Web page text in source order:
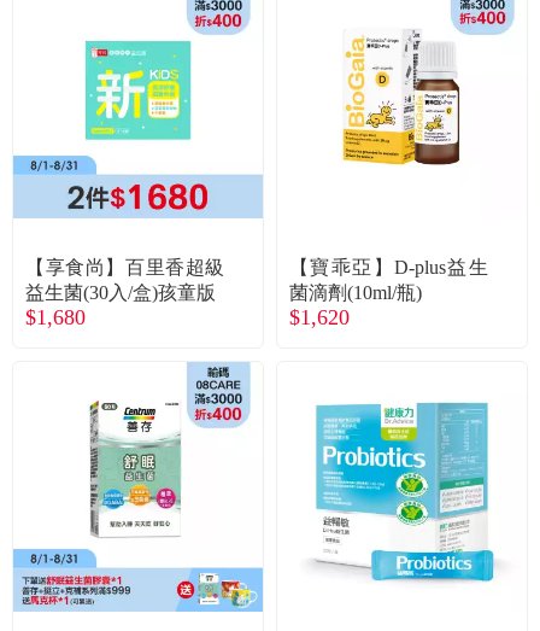
【享食尚】百里香超級
益生菌(30入/盒)孩童版
$1,680
【寶乖亞】D-plus益生
菌滴劑(10ml/瓶)
$1,620